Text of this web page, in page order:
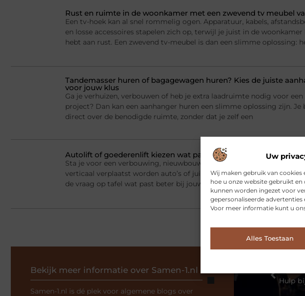
Uw
Wij maken gebruik van
hoe u onze website gebruikt
kunnen worden ingezet voor
gepersonaliseerde
Voor meer informatie kunt u
Alles Toestaan
Rust en ruimte in de woonkamer met een zwevend tv meubel
Een tv-hoek kan al snel rommelig ogen. Apparatuur, kabels,
en losse accessoires stapelen zich op, terwijl je juist in de woonkamer
hebt aan rust. Een zwevend tv-meubel is dan een slimme oplossing:
Tandemasser huren of bagagewagen huren? Kies de juiste
voor jouw klus
Ga je verhuizen, verbouwen of heb je extra laadruimte nodig voor
project? Dan kan een aanhanger huren een slimme oplossing zijn. Je
direct over de benodigde ruimte, zonder dat je zelf een
Autolift of goederenlift kiezen wat past bij jouw gebouw en
Sta je voor een verbouwing, nieuwbouw of herinrichting en moet er
verticaal verplaatst worden auto’s of juist vracht en materialen Dan
de vraag op tafel wat past beter bij jouw situatie
Bekijk meer informatie over Samen-1.nl
Samen-1.nl is dé plek voor algemene blogs over
Hulp